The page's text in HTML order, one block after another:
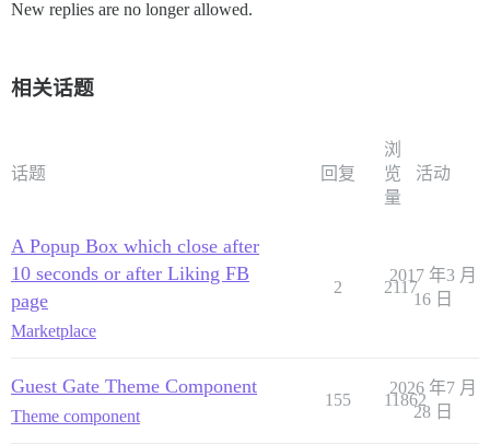
New replies are no longer allowed.
相关话题
话题 回复
浏
览
量
活动
A Popup Box which close after
10 seconds or after Liking FB
page
Marketplace
2 2117
2017 年3 月
16 日
Guest Gate Theme Component
Theme component
155 11862
2026 年7 月
28 日